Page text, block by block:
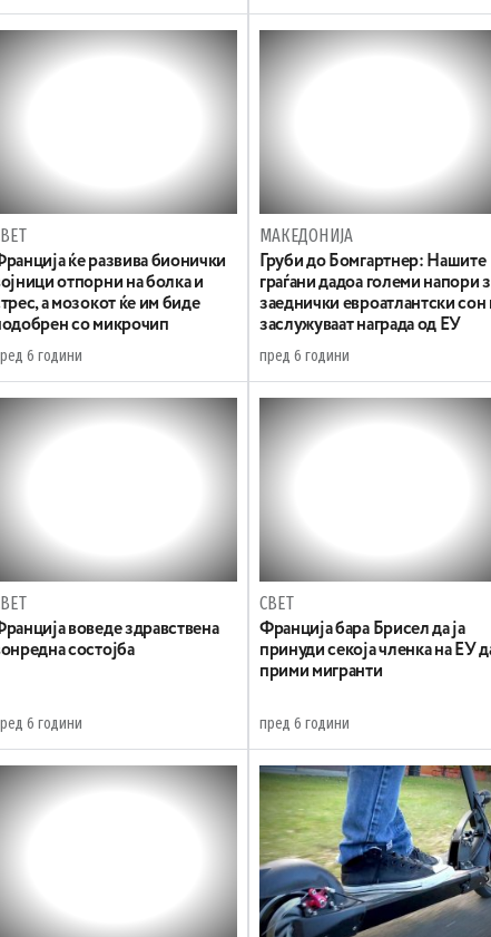
ќе развива бионички
отпорни на болка и
а мозокот ќе им биде
со микрочип
6 години
МАКЕДОНИЈА
Груби до Бомгартнер: Нашите
граѓани дадоа големи напори
заеднички евроатлантски сон
заслужуваат награда од ЕУ
пред 6 години
воведе здравствена
состојба
6 години
СВЕТ
Франција бара Брисел да ја
принуди секоја членка на ЕУ
прими мигранти
пред 6 години